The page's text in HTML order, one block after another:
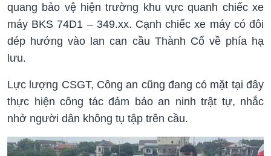
quang bảo vệ hiện trường khu vực quanh chiếc xe
máy BKS 74D1 – 349.xx. Cạnh chiếc xe máy có đôi
dép hướng vào lan can cầu Thành Cổ về phía hạ
lưu.
Lực lượng CSGT, Công an cũng đang có mặt tại đây
thực hiện công tác đảm bảo an ninh trật tự, nhắc
nhở người dân không tụ tập trên cầu.